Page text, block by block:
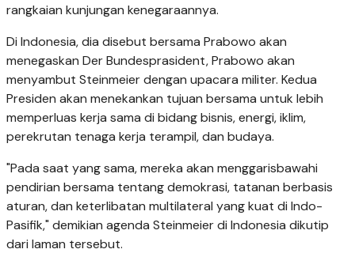
rangkaian kunjungan kenegaraannya.
Di Indonesia, dia disebut bersama Prabowo akan
menegaskan Der Bundesprasident, Prabowo akan
menyambut Steinmeier dengan upacara militer. Kedua
Presiden akan menekankan tujuan bersama untuk lebih
memperluas kerja sama di bidang bisnis, energi, iklim,
perekrutan tenaga kerja terampil, dan budaya.
"Pada saat yang sama, mereka akan menggarisbawahi
pendirian bersama tentang demokrasi, tatanan berbasis
aturan, dan keterlibatan multilateral yang kuat di Indo-
Pasifik," demikian agenda Steinmeier di Indonesia dikutip
dari laman tersebut.